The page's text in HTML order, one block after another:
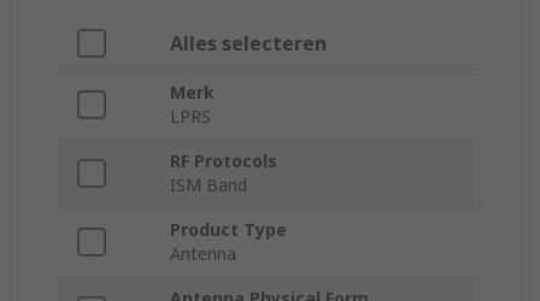
Alles selecteren
Merk
LPRS
RF Protocols
ISM Band
Product Type
Antenna